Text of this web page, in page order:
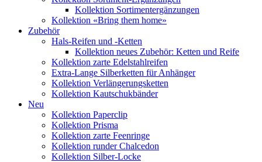
Kollektion Sortimentergänzungen
Kollektion «Bring them home»
Zubehör
Hals-Reifen und -Ketten
Kollektion neues Zubehör: Ketten und Reife
Kollektion zarte Edelstahlreifen
Extra-Lange Silberketten für Anhänger
Kollektion Verlängerungsketten
Kollektion Kautschukbänder
Neu
Kollektion Paperclip
Kollektion Prisma
Kollektion zarte Feenringe
Kollektion runder Chalcedon
Kollektion Silber-Locke